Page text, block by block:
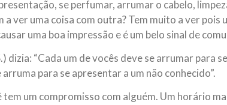
se perfumar, arrumar o cabelo,
a ver uma coisa com outra? Tem muito a ver pois
uma boa impressão e é um belo sinal de
dizia: “Cada um de vocês deve se arrumar para
para se apresentar a um não conhecido”.
tem um compromisso com alguém. Um horário